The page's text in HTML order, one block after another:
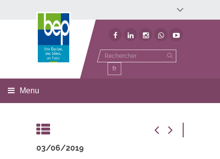
Développement économique
Développement territorial
fr
Menu
03/06/2019